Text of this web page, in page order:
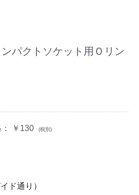
パクトソケット用Ｏリン
： ￥130 (税別)
ド通り）